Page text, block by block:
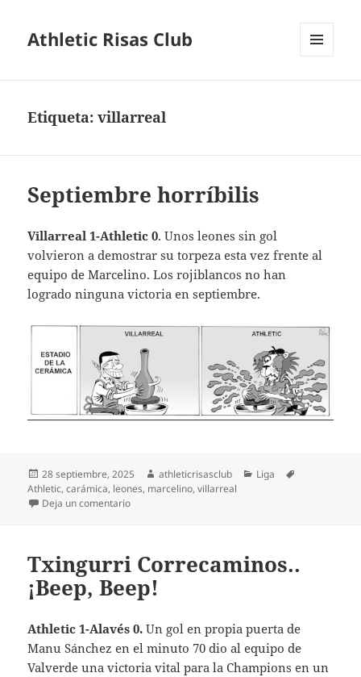
Athletic Risas Club
Etiqueta:villarreal
Septiembre horríbilis
Villarreal 1-Athletic 0. Unos leones sin gol
volvieron a demostrar su torpeza esta vez frente al
equipo de Marcelino. Los rojiblancos no han
logrado ninguna victoria en septiembre.
Publicado
el
28 septiembre, 2025 Autor
athleticrisasclub Categorías
Liga
Athletic,carámica, leones, marcelino,villarreal
Deja un comentarioen Septiembre horríbilis
Txingurri Correcaminos..
¡Beep, Beep!
Athletic 1-Alavés 0. Un gol en propia puerta de
Manu Sánchez en el minuto 70 dio al equipo de
Valverde una victoria vital para la Champions en un